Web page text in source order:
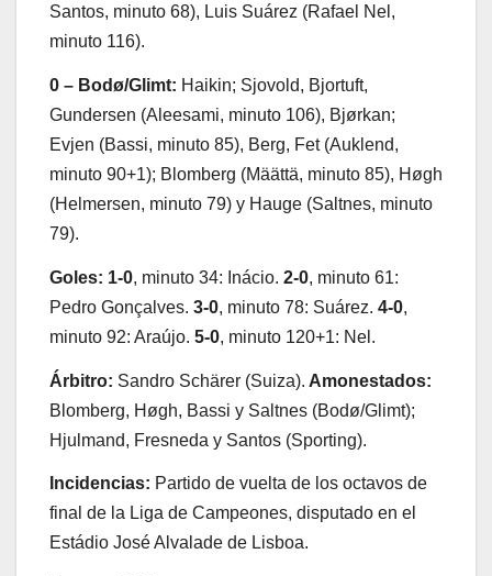
Santos, minuto 68), Luis Suárez (Rafael Nel,
minuto 116).
0 – Bodø/Glimt: Haikin; Sjovold, Bjortuft,
Gundersen (Aleesami, minuto 106), Bjørkan;
Evjen (Bassi, minuto 85), Berg, Fet (Auklend,
minuto 90+1); Blomberg (Määttä, minuto 85), Høgh
(Helmersen, minuto 79) y Hauge (Saltnes, minuto
79).
Goles: 1-0, minuto 34: Inácio. 2-0, minuto 61:
Pedro Gonçalves. 3-0, minuto 78: Suárez. 4-0,
minuto 92: Araújo. 5-0, minuto 120+1: Nel.
Árbitro: Sandro Schärer (Suiza). Amonestados:
Blomberg, Høgh, Bassi y Saltnes (Bodø/Glimt);
Hjulmand, Fresneda y Santos (Sporting).
Incidencias: Partido de vuelta de los octavos de
final de la Liga de Campeones, disputado en el
Estádio José Alvalade de Lisboa.